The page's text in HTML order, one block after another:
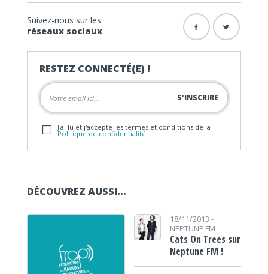
Suivez-nous sur les
réseaux sociaux
RESTEZ CONNECTÉ(E) !
J'ai lu et j'accepte les termes et conditions de la
Politique de confidentialité
DÉCOUVREZ AUSSI…
18/11/2013 -
NEPTUNE FM
Cats On Trees sur
Neptune FM !